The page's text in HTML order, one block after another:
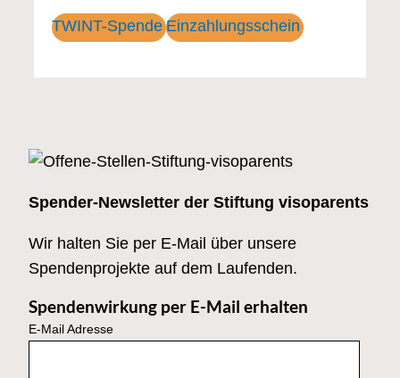
TWINT-Spende Einzahlungsschein
Spender-Newsletter der Stiftung visoparents
Wir halten Sie per E-Mail über unsere
Spendenprojekte auf dem Laufenden.
Spendenwirkung per E-Mail erhalten
E-Mail Adresse